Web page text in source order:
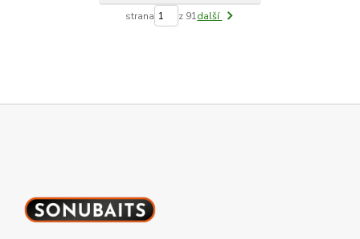
strana z 91další